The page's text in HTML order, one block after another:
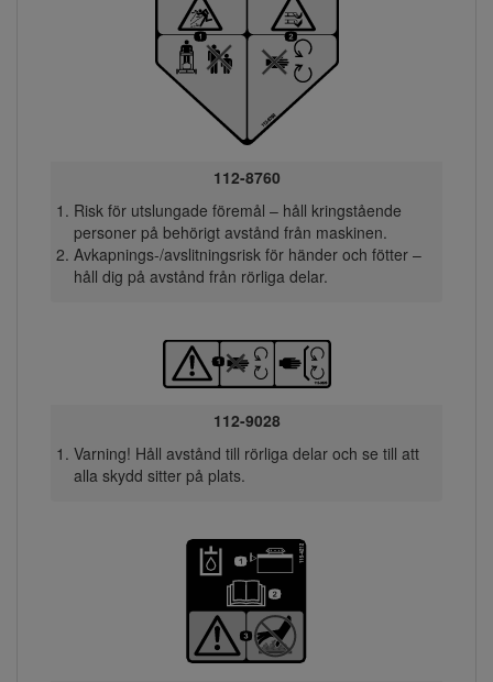
112-8760
Risk för utslungade föremål – håll kringstående
personer på behörigt avstånd från maskinen.
Avkapnings-/avslitningsrisk för händer och fötter –
håll dig på avstånd från rörliga delar.
112-9028
Varning! Håll avstånd till rörliga delar och se till att
alla skydd sitter på plats.